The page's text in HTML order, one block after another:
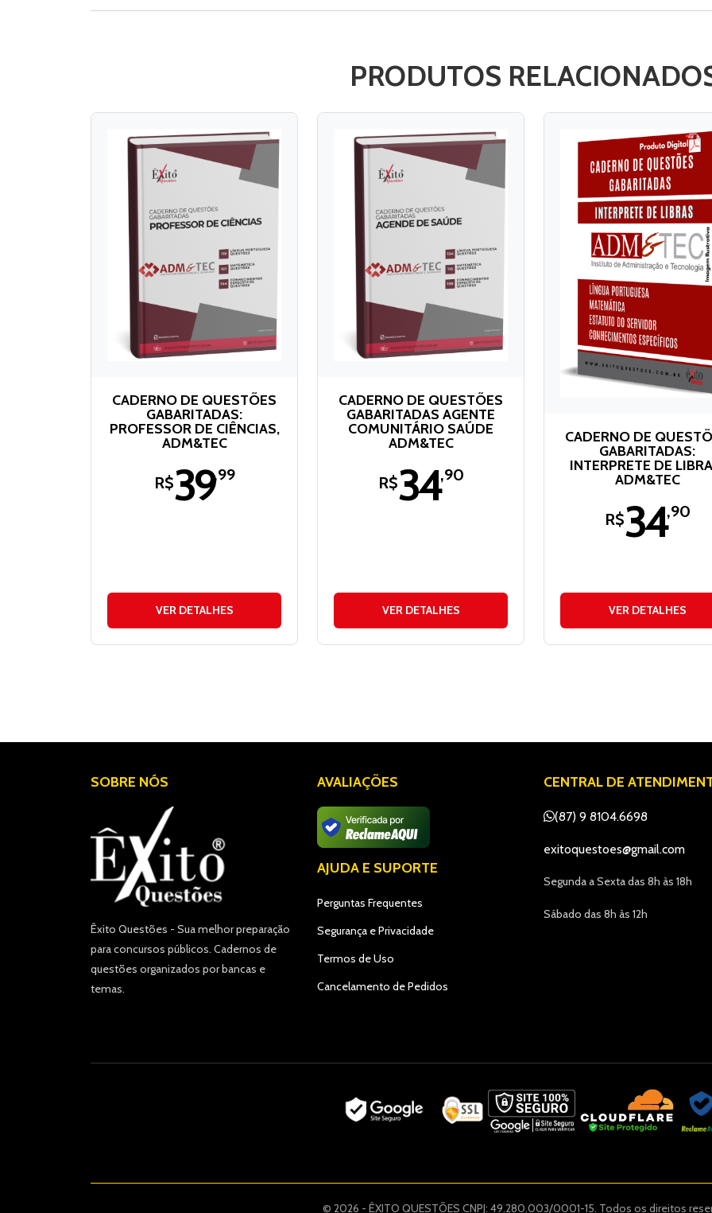
PRODUTOS
CADERNO DE QUESTÕES
GABARITADAS:
PROFESSOR DE CIÊNCIAS,
ADM&TEC
R$39,99
VER DETALHES
CADERNO DE QUESTÕES
GABARITADAS AGENTE
COMUNITÁRIO SAÚDE
ADM&TEC
R$34,90
VER DETALHES
CADERNO DE
GABARITADAS:
INTERPRETE DE
ADM&TEC
R$34,90
VER DETALHES
SOBRE NÓS
Êxito Questões - Sua melhor preparação
para concursos públicos. Cadernos de
questões organizados por bancas e
temas.
AVALIAÇÕES
AJUDA E SUPORTE
Perguntas Frequentes
Segurança e Privacidade
Termos de Uso
Cancelamento de Pedidos
CENTRAL DE
(87) 9 8104.6698
exitoquestoes@gmail.com
Segunda a Sexta das 8h às 18h
Sábado das 8h às 12h
© 2026 - ÊXITO QUESTÕES CNPJ: 49.280.003/0001-15. Todos os direitos